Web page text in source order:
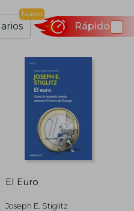
Nuevo
Rápido
El Euro
Joseph E. Stiglitz